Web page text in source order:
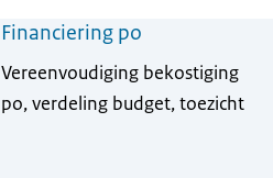
Financiering po
Vereenvoudiging bekostiging
po, verdeling budget, toezicht